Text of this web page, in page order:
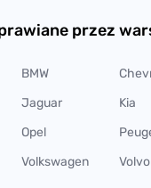
przez
BMW
Jaguar Kia
Opel
Volkswagen Volvo